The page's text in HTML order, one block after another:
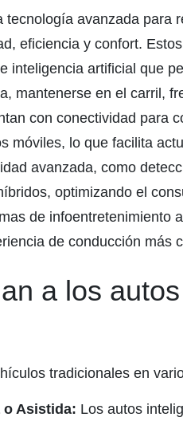
avanzada para
eficiencia y confort.
inteligencia artificial que
mantenerse en el carril,
con conectividad para
móviles, lo que facilita
avanzada, como
optimizando el
de infoentretenimiento
de conducción más
a los autos
tradicionales en
o Asistida: Los autos